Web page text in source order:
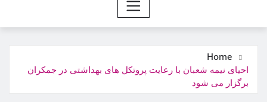
Home
احیای نیمه شعبان با رعایت پروتکل های بهداشتی در جمکران
برگزار می شود